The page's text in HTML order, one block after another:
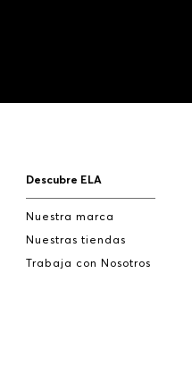
Descubre ELA
Nuestra marca
Nuestras tiendas
Trabaja con Nosotros